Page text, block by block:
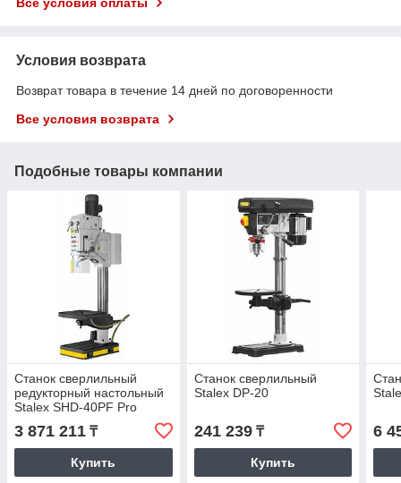
Условия возврата
Возврат товара в течение 14 дней по договоренности
Все условия возврата
Подобные товары компании
Станок сверлильный
редукторный настольный
Stalex SHD-40PF Pro
3 871 211 ₸
Купить
Станок сверлильный
Stalex DP-20
241 239₸
Купить
6